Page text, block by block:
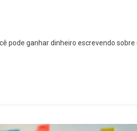
pode ganhar dinheiro escrevendo sobre